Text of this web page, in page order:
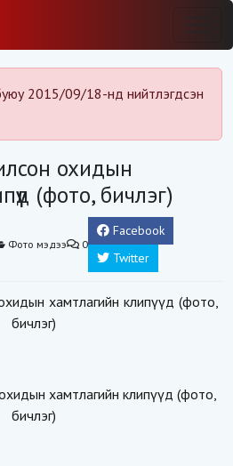
2015/09/18-нд нийтлэгдсэн
охидын
(фото, бичлэг)
Фото мэдээ 0
Facebook
Twitter